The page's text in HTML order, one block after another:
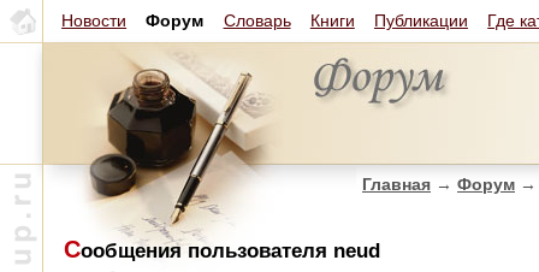
Новости Форум Словарь Книги Публикации Где
Главная → Форум →
Сообщения пользователя neud